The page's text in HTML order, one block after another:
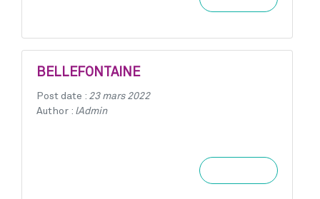
BELLEFONTAINE
Post date : 23 mars 2022
Author : lAdmin